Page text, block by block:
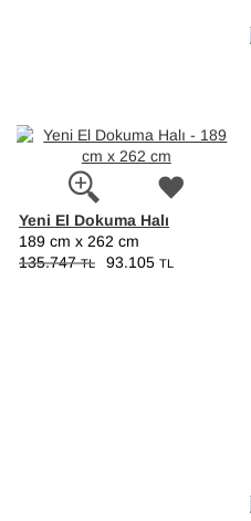
Yeni El Dokuma Halı
189 cm x 262 cm
135.747TL 93.105 TL